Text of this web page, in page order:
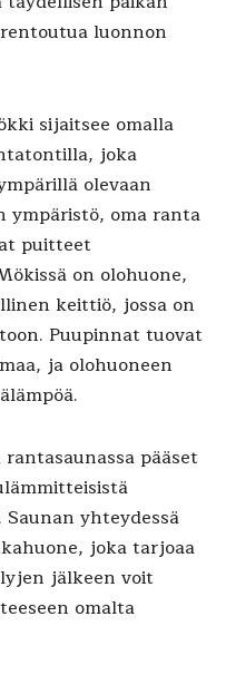
luonnon
sijaitsee omalla
joka
olevaan
ympäristö, oma ranta
puitteet
on olohuone,
keittiö, jossa on
Puupinnat tuovat
ja olohuoneen
pääset
yhteydessä
joka tarjoaa
jälkeen voit
omalta